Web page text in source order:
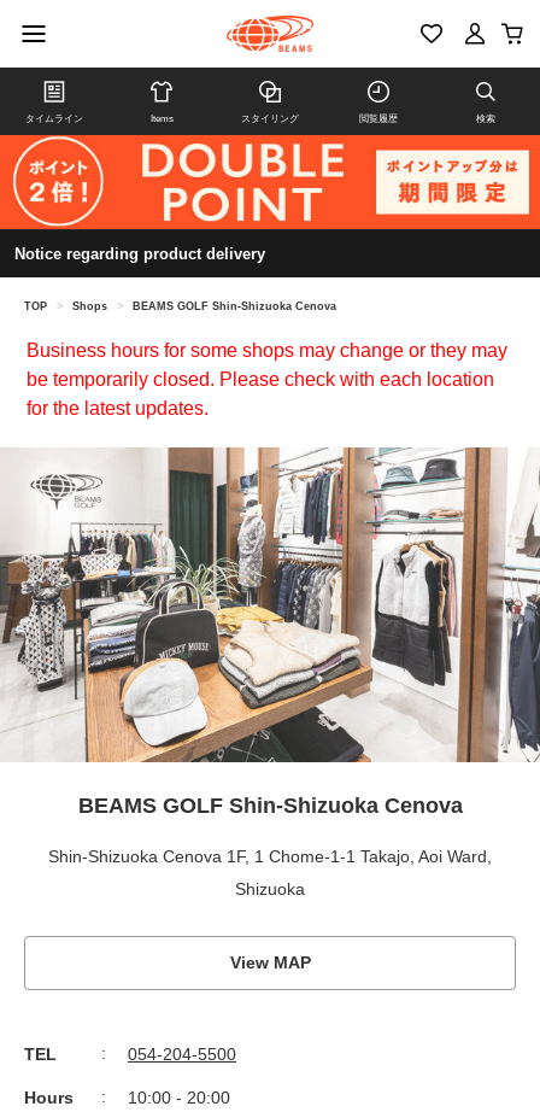
タイムライン Items スタイリング 閲覧履歴 検索
Notice regarding product delivery
TOP > Shops > BEAMS GOLF Shin-Shizuoka Cenova
Business hours for some shops may change or they may
be temporarily closed. Please check with each location
for the latest updates.
BEAMS GOLF Shin-Shizuoka Cenova
Shin-Shizuoka Cenova 1F, 1 Chome-1-1 Takajo, Aoi Ward,
Shizuoka
View MAP
TEL 054-204-5500
Hours 10:00 - 20:00